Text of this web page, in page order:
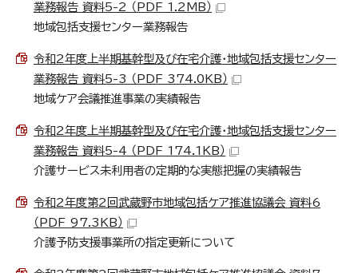
業務報告 資料5-2 （PDF 1.2MB）
地域包括支援センター業務報告
令和2年度上半期基幹型及び在宅介護・地域包括支援センター
業務報告 資料5-3 （PDF 374.0KB）
地域ケア会議推進事業の実績報告
令和2年度上半期基幹型及び在宅介護・地域包括支援センター
業務報告 資料5-4 （PDF 174.1KB）
介護サービス未利用者の定期的な実態把握の実績報告
令和2年度第2回武蔵野市地域包括ケア推進協議会 資料6
（PDF 97.3KB）
介護予防支援事業所の指定更新について